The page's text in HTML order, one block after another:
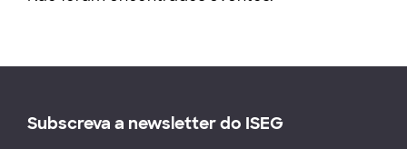
Subscreva a newsletter do ISEG